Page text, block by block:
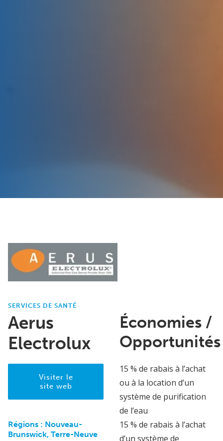
SERVICES DE SANTÉ
Aerus
Electrolux
Visiter le
site web
Régions : Nouveau-
Brunswick, Terre-Neuve
Économies /
Opportunités
15 % de rabais à l’achat
ou à la location d’un
système de purification
de l’eau
15 % de rabais à l’achat
d’un système de